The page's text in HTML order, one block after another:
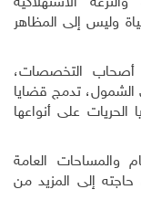
وليس إلى المظاهر
أصحاب التخصصات،
الشمول، تدمج قضايا
على أنواعها
والمساحات العامة
حاجته إلى المزيد من